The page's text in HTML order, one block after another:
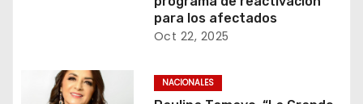
para los afectados
Oct 22, 2025
NACIONALES